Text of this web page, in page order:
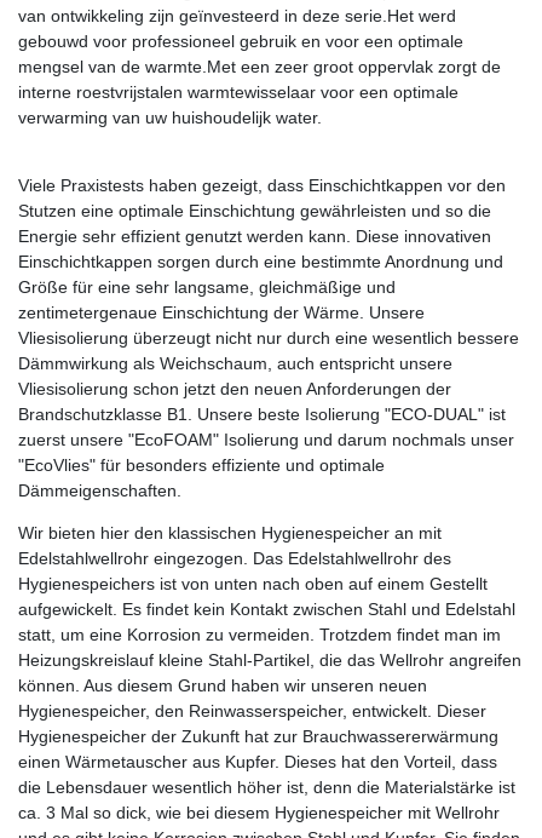
van ontwikkeling zijn geïnvesteerd in deze serie.Het werd
gebouwd voor professioneel gebruik en voor een optimale
mengsel van de warmte.Met een zeer groot oppervlak zorgt de
interne roestvrijstalen warmtewisselaar voor een optimale
verwarming van uw huishoudelijk water.
Viele Praxistests haben gezeigt, dass Einschichtkappen vor den
Stutzen eine optimale Einschichtung gewährleisten und so die
Energie sehr effizient genutzt werden kann. Diese innovativen
Einschichtkappen sorgen durch eine bestimmte Anordnung und
Größe für eine sehr langsame, gleichmäßige und
zentimetergenaue Einschichtung der Wärme. Unsere
Vliesisolierung überzeugt nicht nur durch eine wesentlich bessere
Dämmwirkung als Weichschaum, auch entspricht unsere
Vliesisolierung schon jetzt den neuen Anforderungen der
Brandschutzklasse B1. Unsere beste Isolierung "ECO-DUAL" ist
zuerst unsere "EcoFOAM" Isolierung und darum nochmals unser
"EcoVlies" für besonders effiziente und optimale
Dämmeigenschaften.
Wir bieten hier den klassischen Hygienespeicher an mit
Edelstahlwellrohr eingezogen. Das Edelstahlwellrohr des
Hygienespeichers ist von unten nach oben auf einem Gestellt
aufgewickelt. Es findet kein Kontakt zwischen Stahl und Edelstahl
statt, um eine Korrosion zu vermeiden. Trotzdem findet man im
Heizungskreislauf kleine Stahl-Partikel, die das Wellrohr angreifen
können. Aus diesem Grund haben wir unseren neuen
Hygienespeicher, den Reinwasserspeicher, entwickelt. Dieser
Hygienespeicher der Zukunft hat zur Brauchwassererwärmung
einen Wärmetauscher aus Kupfer. Dieses hat den Vorteil, dass
die Lebensdauer wesentlich höher ist, denn die Materialstärke ist
ca. 3 Mal so dick, wie bei diesem Hygienespeicher mit Wellrohr